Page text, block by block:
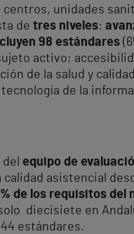
centros, unidades
de tres niveles:
98 estándares
activo;
de la salud y
de la
equipo de
asistencial
de los requisitos del
diecisiete en
estándares.